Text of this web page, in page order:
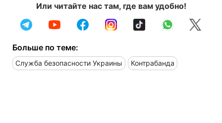
Или читайте нас там, где вам удобно!
Больше по теме:
Служба безопасности Украины Контрабанда